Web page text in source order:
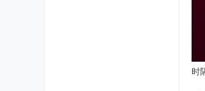
时